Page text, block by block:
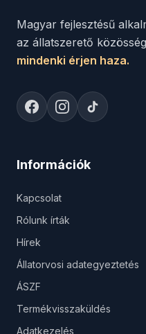
Magyar fejlesztésű
az állatszerető
mindenki érjen haza.
Információk
Kapcsolat
Rólunk írták
Hírek
Állatorvosi adategyeztetés
ÁSZF
Termékvisszaküldés
Adatkezelés